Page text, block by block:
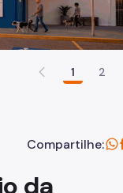
1 2
Compartilhe:
da